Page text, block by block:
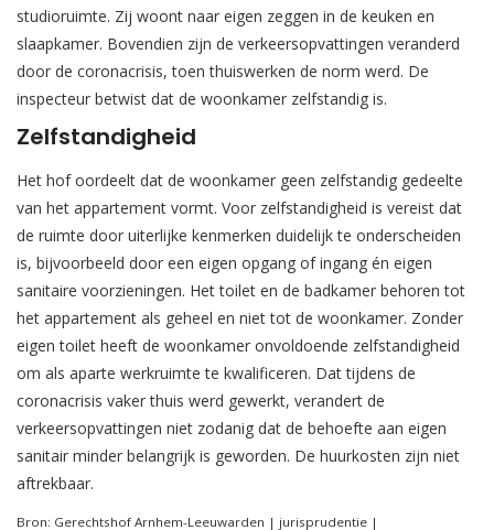
studioruimte. Zij woont naar eigen zeggen in de keuken en
slaapkamer. Bovendien zijn de verkeersopvattingen veranderd
door de coronacrisis, toen thuiswerken de norm werd. De
inspecteur betwist dat de woonkamer zelfstandig is.
Zelfstandigheid
Het hof oordeelt dat de woonkamer geen zelfstandig gedeelte
van het appartement vormt. Voor zelfstandigheid is vereist dat
de ruimte door uiterlijke kenmerken duidelijk te onderscheiden
is, bijvoorbeeld door een eigen opgang of ingang én eigen
sanitaire voorzieningen. Het toilet en de badkamer behoren tot
het appartement als geheel en niet tot de woonkamer. Zonder
eigen toilet heeft de woonkamer onvoldoende zelfstandigheid
om als aparte werkruimte te kwalificeren. Dat tijdens de
coronacrisis vaker thuis werd gewerkt, verandert de
verkeersopvattingen niet zodanig dat de behoefte aan eigen
sanitair minder belangrijk is geworden. De huurkosten zijn niet
aftrekbaar.
Bron: Gerechtshof Arnhem-Leeuwarden | jurisprudentie |